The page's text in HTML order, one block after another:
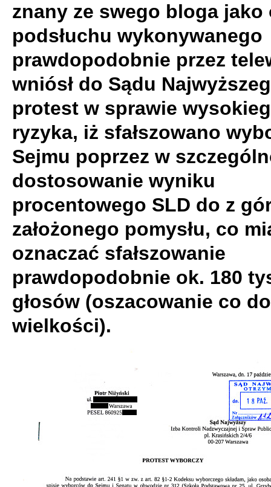
znany ze swego bloga jako
podsłuchu wykonywanego
prawdopodobnie przez
wniósł do Sądu
protest w sprawie
ryzyka, iż sfałszowano
Sejmu poprzez w
dostosowanie wyniku
procentowego SLD do z
założonego pomysłu, co
oznaczać sfałszowanie
prawdopodobnie ok. 180
głosów (oszacowanie co
wielkości).